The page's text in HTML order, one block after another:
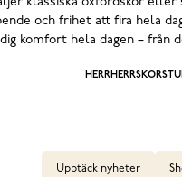
och frihet att fira hela
komfort hela dagen – från
HERRHERRSKOR
Upptäck nyheter